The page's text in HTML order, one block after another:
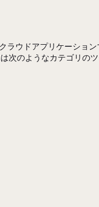
ウドアプリケーショ
次のようなカテゴリの